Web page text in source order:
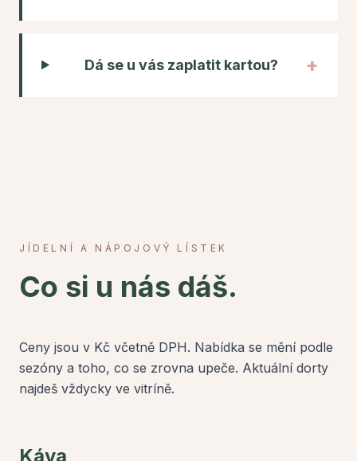
Dá se u vás zaplatit kartou? +
JÍDELNÍ A NÁPOJOVÝ LÍSTEK
Co si u nás dáš.
Ceny jsou v Kč včetně DPH. Nabídka se mění podle
sezóny a toho, co se zrovna upeče. Aktuální dorty
najdeš vždycky ve vitríně.
Káva